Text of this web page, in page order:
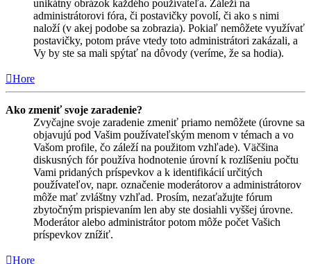
unikátny obrázok každého používateľa. Záleží na
administrátorovi fóra, či postavičky povolí, či ako s nimi
naloží (v akej podobe sa zobrazia). Pokiaľ nemôžete využívať
postavičky, potom práve vtedy toto administrátori zakázali, a
Vy by ste sa mali spýtať na dôvody (veríme, že sa hodia).
Hore
Ako zmeniť svoje zaradenie?
Zvyčajne svoje zaradenie zmeniť priamo nemôžete (úrovne sa
objavujú pod Vašim používateľským menom v témach a vo
Vašom profile, čo záleží na použitom vzhľade). Väčšina
diskusných fór používa hodnotenie úrovní k rozlíšeniu počtu
Vami pridaných príspevkov a k identifikácií určitých
používateľov, napr. označenie moderátorov a administrátorov
môže mať zvláštny vzhľad. Prosím, nezaťažujte fórum
zbytočným prispievaním len aby ste dosiahli vyššej úrovne.
Moderátor alebo administrátor potom môže počet Vašich
príspevkov znížiť.
Hore